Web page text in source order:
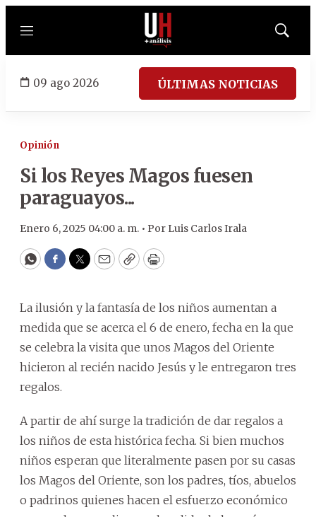
Menú
Mostrar
09 ago 2026 ÚLTIMAS NOTICIAS
Opinión
Si los Reyes Magos fuesen
paraguayos...
Enero 6, 2025 04:00 a. m. • Por Luis Carlos Irala
WhatsApp
Facebook
Twitter
EmailCopyPrint
La ilusión y la fantasía de los niños aumentan a
medida que se acerca el 6 de enero, fecha en la que
se celebra la visita que unos Magos del Oriente
hicieron al recién nacido Jesús y le entregaron tres
regalos.
A partir de ahí surge la tradición de dar regalos a
los niños de esta histórica fecha. Si bien muchos
niños esperan que literalmente pasen por su casas
los Magos del Oriente, son los padres, tíos, abuelos
o padrinos quienes hacen el esfuerzo económico